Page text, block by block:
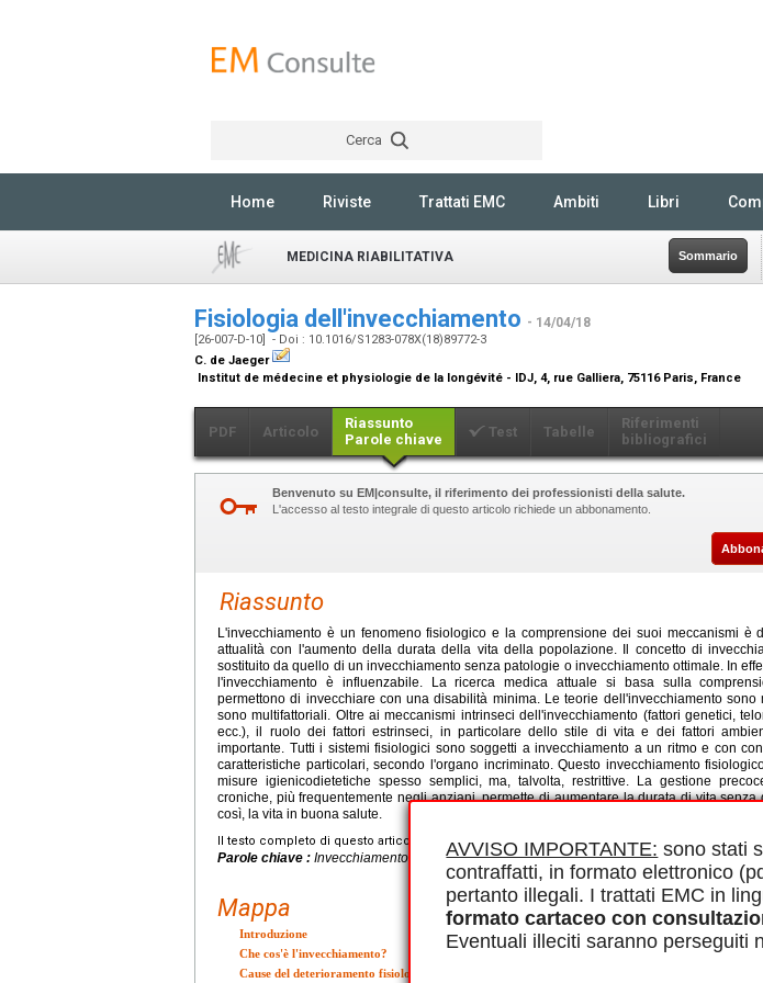
AVVISO IMPORTANTE: sono stati
contraffatti, in formato elettronico
pertanto illegali. I trattati EMC in
formato cartaceo con
Eventuali illeciti saranno perseguiti
Cerca
Home Riviste Trattati EMC Ambiti Libri
MEDICINA RIABILITATIVA Sommario
Fisiologia dell'invecchiamento - 14/04/18
[26-007-D-10] - Doi : 10.1016/S1283-078X(18)89772-3
C. de Jaeger
Institut de médecine et physiologie de la longévité - IDJ, 4, rue Galliera, 75116 Paris, France
PDF Articolo
Riassunto
Parole chiave
Test Tabelle
Riferimenti
bibliografici
Benvenuto su EM|consulte, il riferimento dei professionisti della salute.
L'accesso al testo integrale di questo articolo richiede un abbonamento.
Riassunto
L'invecchiamento è un fenomeno fisiologico e la comprensione dei suoi meccanismi è
attualità con l'aumento della durata della vita della popolazione. Il concetto di
sostituito da quello di un invecchiamento senza patologie o invecchiamento ottimale. In
l'invecchiamento è influenzabile. La ricerca medica attuale si basa sulla
permettono di invecchiare con una disabilità minima. Le teorie dell'invecchiamento sono
sono multifattoriali. Oltre ai meccanismi intrinseci dell'invecchiamento (fattori genetici,
ecc.), il ruolo dei fattori estrinseci, in particolare dello stile di vita e dei fattori
importante. Tutti i sistemi fisiologici sono soggetti a invecchiamento a un ritmo e con
caratteristiche particolari, secondo l'organo incriminato. Questo invecchiamento
misure igienicodietetiche spesso semplici, ma, talvolta, restrittive. La gestione
croniche, più frequentemente negli anziani, permette di aumentare la durata di vita
così, la vita in buona salute.
Il testo completo di questo articolo è disponibile in PDF.
Parole chiave : Invecchiamento, Fisiologia, Epidemiologia, Fattori genetici, Fattori
Mappa
Introduzione
Che cos'è l'invecchiamento?
Cause del deterioramento fisiologico associato all'età